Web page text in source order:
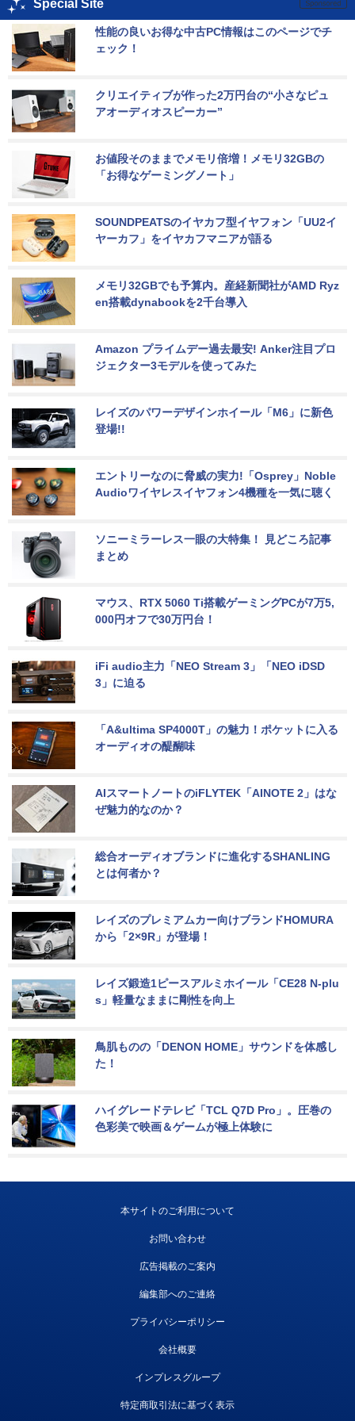
Special Site
性能の良いお得な中古PC情報はこのページでチ
ェック！
クリエイティブが作った2万円台の“小さなピュ
アオーディオスピーカー”
お値段そのままでメモリ倍増！メモリ32GBの
「お得なゲーミングノート」
SOUNDPEATSのイヤカフ型イヤフォン「UU2イ
ヤーカフ」をイヤカフマニアが語る
メモリ32GBでも予算内。産経新聞社がAMD Ryz
en搭載dynabookを2千台導入
Amazon プライムデー過去最安! Anker注目プロ
ジェクター3モデルを使ってみた
レイズのパワーデザインホイール「M6」に新色
登場!!
エントリーなのに脅威の実力!「Osprey」Noble
Audioワイヤレスイヤフォン4機種を一気に聴く
ソニーミラーレス一眼の大特集！ 見どころ記事
まとめ
マウス、RTX 5060 Ti搭載ゲーミングPCが7万5,
000円オフで30万円台！
iFi audio主力「NEO Stream 3」「NEO iDSD
3」に迫る
「A&ultima SP4000T」の魅力！ポケットに入る
オーディオの醍醐味
AIスマートノートのiFLYTEK「AINOTE 2」はな
ぜ魅力的なのか？
総合オーディオブランドに進化するSHANLING
とは何者か？
レイズのプレミアムカー向けブランドHOMURA
から「2×9R」が登場！
レイズ鍛造1ピースアルミホイール「CE28 N-plu
s」軽量なままに剛性を向上
鳥肌ものの「DENON HOME」サウンドを体感し
た！
ハイグレードテレビ「TCL Q7D Pro」。圧巻の
色彩美で映画＆ゲームが極上体験に
本サイトのご利用について
お問い合わせ
広告掲載のご案内
編集部へのご連絡
プライバシーポリシー
会社概要
インプレスグループ
特定商取引法に基づく表示